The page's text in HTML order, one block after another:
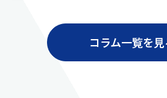
コラム一覧を見